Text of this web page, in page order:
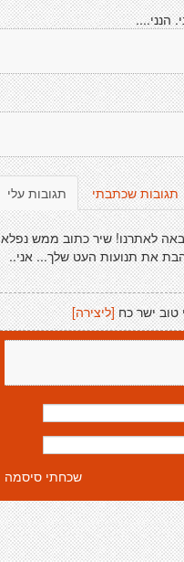
הנני....
תגובות עלי תגובות שכתבתי
לאתרנו! שיר כתוב ממש נפלא
את תנועות העט שלך... אני..
טוב ישר כח [ליצירה]
שכחתי סיסמה